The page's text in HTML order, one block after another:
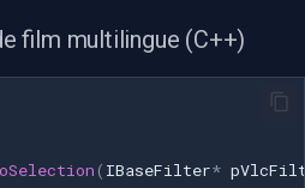
film multilingue (C++)
( IBaseFilter*